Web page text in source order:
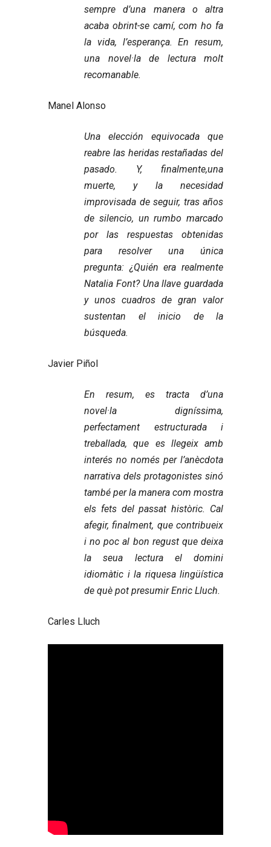
sempre d’una manera o altra
acaba obrint-se camí, com ho fa
la vida, l’esperança. En resum,
una novel·la de lectura molt
recomanable.
Manel Alonso
Una elección equivocada que
reabre las heridas restañadas del
pasado. Y, finalmente,una
muerte, y la necesidad
improvisada de seguir, tras años
de silencio, un rumbo marcado
por las respuestas obtenidas
para resolver una única
pregunta: ¿Quién era realmente
Natalia Font? Una llave guardada
y unos cuadros de gran valor
sustentan el inicio de la
búsqueda.
Javier Piñol
En resum, es tracta d’una
novel·la digníssima,
perfectament estructurada i
treballada, que es llegeix amb
interés no només per l’anècdota
narrativa dels protagonistes sinó
també per la manera com mostra
els fets del passat històric. Cal
afegir, finalment, que contribueix
i no poc al bon regust que deixa
la seua lectura el domini
idiomàtic i la riquesa lingüística
de què pot presumir Enric Lluch.
Carles Lluch